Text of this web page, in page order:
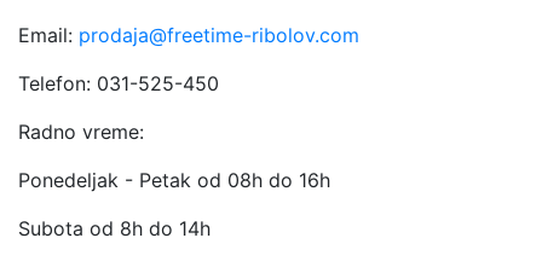
Email: prodaja@freetime-ribolov.com
Telefon: 031-525-450
Radno vreme:
Ponedeljak - Petak od 08h do 16h
Subota od 8h do 14h